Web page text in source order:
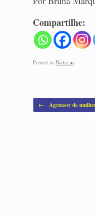
Compartilhe:
Posted in Noticias
Post navigation
← Agressor de